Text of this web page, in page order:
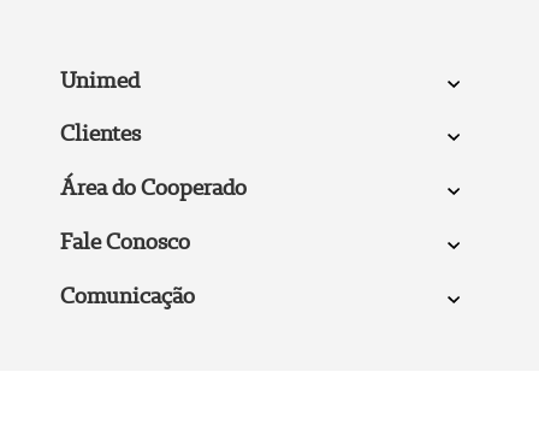
Unimed
Clientes
Área do Cooperado
Fale Conosco
Comunicação